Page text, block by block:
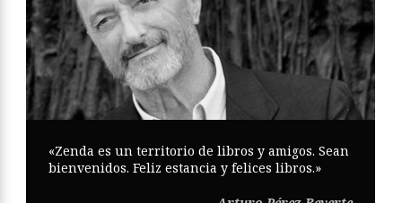
«Zenda es un territorio de libros y amigos. Sean
bienvenidos. Feliz estancia y felices libros.»